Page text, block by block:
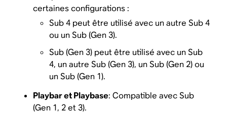
certaines configurations :
Sub 4 peut être utilisé avec un autre Sub 4
ou un Sub (Gen 3).
Sub (Gen 3) peut être utilisé avec un Sub
4, un autre Sub (Gen 3), un Sub (Gen 2) ou
un Sub (Gen 1).
Playbar et Playbase: Compatible avec Sub
(Gen 1, 2 et 3).